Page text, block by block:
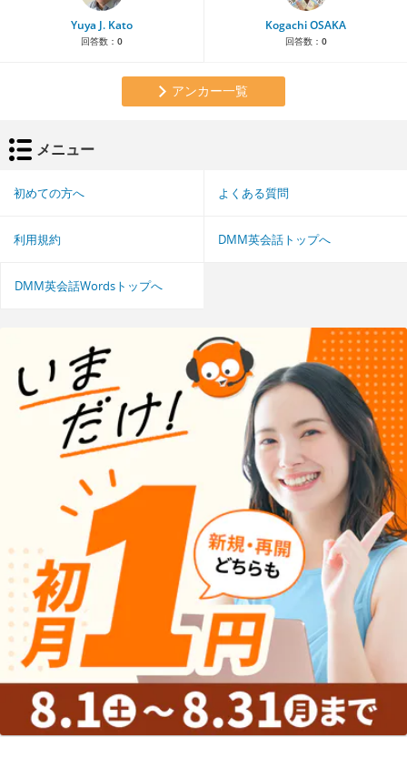
Yuya J. Kato
回答数： 0
Kogachi OSAKA
回答数： 0
アンカー一覧
メニュー
初めての方へ よくある質問
利用規約 DMM英会話トップへ
DMM英会話Wordsトップへ